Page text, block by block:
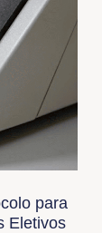
para
Eletivos